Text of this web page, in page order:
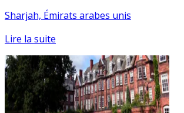
Sharjah, Émirats arabes unis
Lire la suite